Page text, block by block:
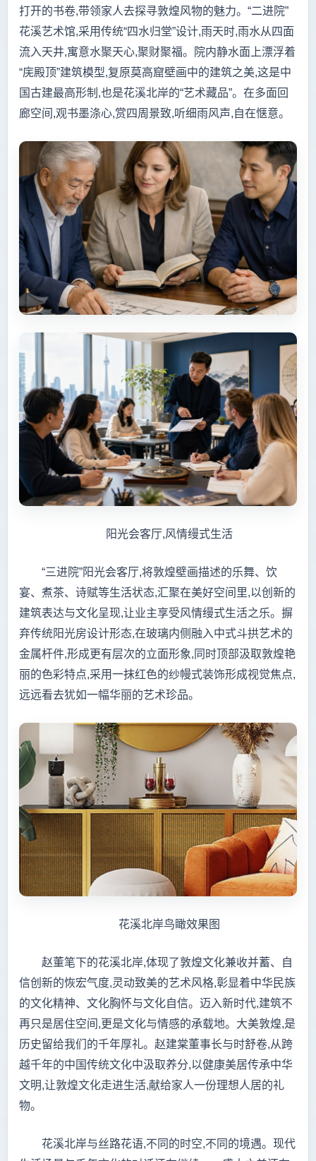
打开的书卷,带领家人去探寻敦煌风物的魅力。“二进院”
花溪艺术馆,采用传统“四水归堂”设计,雨天时,雨水从四面
流入天井,寓意水聚天心,聚财聚福。院内静水面上漂浮着
“庑殿顶”建筑模型,复原莫高窟壁画中的建筑之美,这是中
国古建最高形制,也是花溪北岸的“艺术藏品”。在多面回
廊空间,观书墨涤心,赏四周景致,听细雨风声,自在惬意。
阳光会客厅,风情缦式生活
“三进院”阳光会客厅,将敦煌壁画描述的乐舞、饮
宴、煮茶、诗赋等生活状态,汇聚在美好空间里,以创新的
建筑表达与文化呈现,让业主享受风情缦式生活之乐。摒
弃传统阳光房设计形态,在玻璃内侧融入中式斗拱艺术的
金属杆件,形成更有层次的立面形象,同时顶部汲取敦煌艳
丽的色彩特点,采用一抹红色的纱幔式装饰形成视觉焦点,
远远看去犹如一幅华丽的艺术珍品。
花溪北岸鸟瞰效果图
赵董笔下的花溪北岸,体现了敦煌文化兼收并蓄、自
信创新的恢宏气度,灵动致美的艺术风格,彰显着中华民族
的文化精神、文化胸怀与文化自信。迈入新时代,建筑不
再只是居住空间,更是文化与情感的承载地。大美敦煌,是
历史留给我们的千年厚礼。赵建棠董事长与时舒卷,从跨
越千年的中国传统文化中汲取养分,以健康美居传承中华
文明,让敦煌文化走进生活,献给家人一份理想人居的礼
物。
花溪北岸与丝路花语,不同的时空,不同的境遇。现代